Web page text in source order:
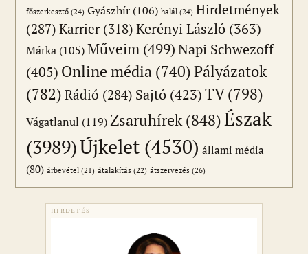
főszerkesztő (24) Gyászhír (106) halál (24) Hirdetmények
(287) Karrier(318) Kerényi László (363)
Márka (105) Műveim (499)Napi Schwezoff
(405) Online média (740)Pályázatok
(782) Rádió (284) Sajtó (423)TV(798)
Vágatlanul (119)Zsaruhírek(848)Észak
(3989)Újkelet (4530) állami média
(80) árbevétel (21) átalakítás (22) átszervezés (26)
HIRDETÉS